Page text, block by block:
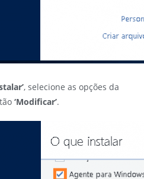
, selecione as opções da
‘Modificar’.